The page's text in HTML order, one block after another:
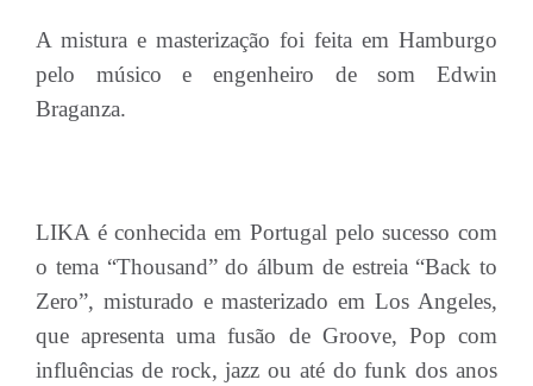
A mistura e masterização foi feita em Hamburgo
pelo músico e engenheiro de som Edwin
Braganza.
LIKA é conhecida em Portugal pelo sucesso com
o tema “Thousand” do álbum de estreia “Back to
Zero”, misturado e masterizado em Los Angeles,
que apresenta uma fusão de Groove, Pop com
influências de rock, jazz ou até do funk dos anos